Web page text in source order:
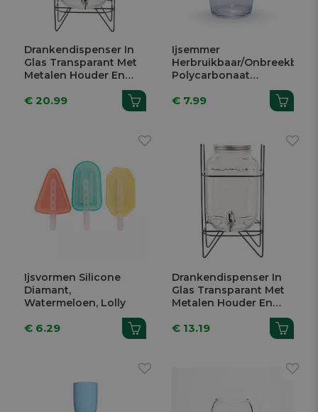
Drankendispenser In
Glas Transparant Met
Metalen Houder En
21,5x21,5x37,5cm
€ 20.99
Ijsemmer
Herbruikbaar/Onbreekbaar
Polycarbonaat
€ 7.99
Ijsvormen Silicone
Diamant,
Watermeloen, Lolly
€ 6.29
Drankendispenser In
Glas Transparant Met
Metalen Houder En
17,5x17,5x31,5cm
€ 13.19